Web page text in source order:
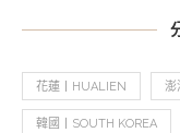
花蓮丨HUALIEN 澎
韓國丨SOUTH KOREA